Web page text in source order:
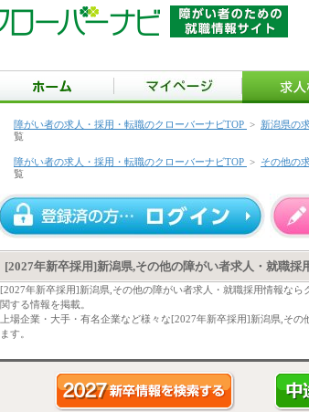
障がい者の求人・採用・転職のクローバーナビTOP > 新潟県の
覧
障がい者の求人・採用・転職のクローバーナビTOP > その他の
覧
[2027年新卒採用]新潟県,その他の障がい者求人・就職採
[2027年新卒採用]新潟県,その他の障がい者求人・就職採用情報な
関する情報を掲載。
上場企業・大手・有名企業など様々な[2027年新卒採用]新潟県,そ
ます。